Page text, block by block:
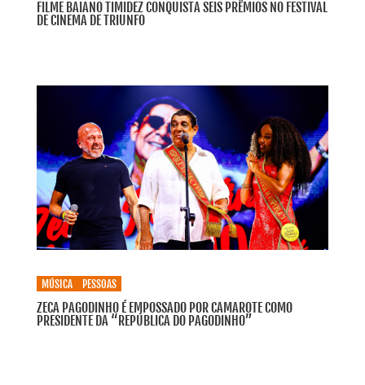
FILME BAIANO TIMIDEZ CONQUISTA SEIS PRÊMIOS NO FESTIVAL
DE CINEMA DE TRIUNFO
MÚSICA PESSOAS
ZECA PAGODINHO É EMPOSSADO POR CAMAROTE COMO
PRESIDENTE DA “REPÚBLICA DO PAGODINHO”